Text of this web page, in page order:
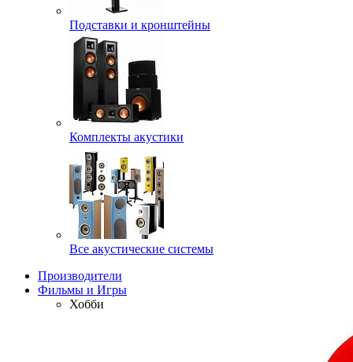
Подставки и кронштейны
Комплекты акустики
Все акустические системы
Производители
Фильмы и Игры
Хобби